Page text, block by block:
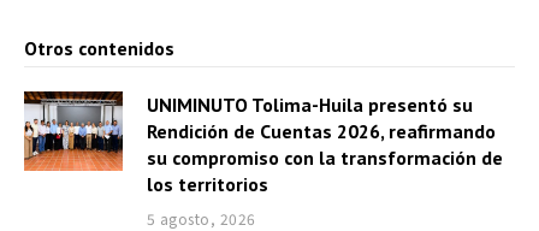
Otros contenidos
UNIMINUTO Tolima-Huila presentó su
Rendición de Cuentas 2026, reafirmando
su compromiso con la transformación de
los territorios
5 agosto, 2026